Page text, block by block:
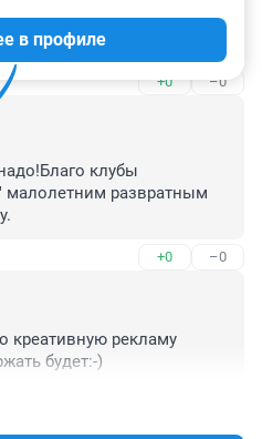
их надо не
+0 –0
в профиле
клубы
малолетним развратным
+0 –0
креативную рекламу
будет:-)